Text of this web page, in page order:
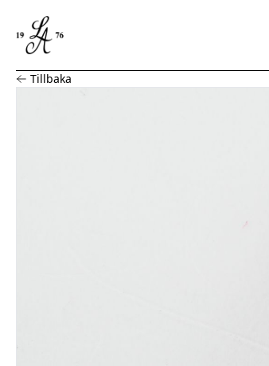
Johan Fankki, storkniv, halvhorn
Tillbaka